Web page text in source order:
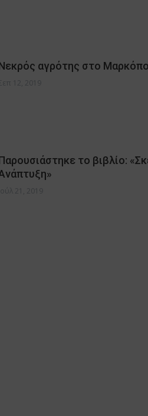
αγρότης στο
12, 2019
το βιβλίο:
Ιούλ 21, 2019